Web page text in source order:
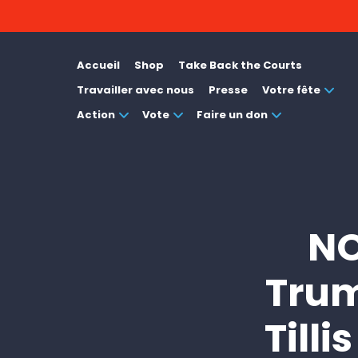
Accueil Shop
Take Back the Courts
Travailler avec nous
Presse
Votre fête
Action
Vote Faire un don